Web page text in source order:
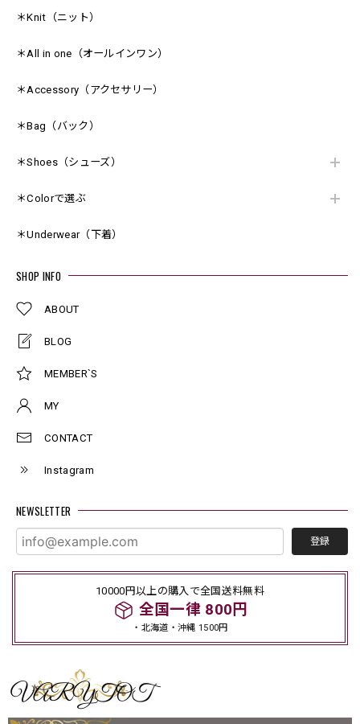
＊Knit（ニット）
＊All in one（オールインワン）
＊Accessory（アクセサリー）
＊Bag（バック）
＊Shoes（シューズ）
＊Colorで選ぶ
＊Underwear（下着）
SHOP INFO
ABOUT
BLOG
MEMBER`S
MY
CONTACT
Instagram
NEWSLETTER
登録
10000円以上の購入で全国送料無料
全国一律 800円
・北海道・沖縄 1500円